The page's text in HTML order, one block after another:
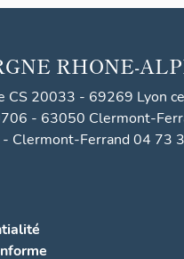
RHONE-
CS 20033 - 69269 Lyon
- 63050 Clermont-
Clermont-Ferrand 04 73